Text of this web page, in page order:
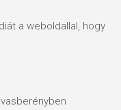
a weboldallal, hogy